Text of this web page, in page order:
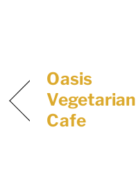
Oasis
Vegetarian
Cafe